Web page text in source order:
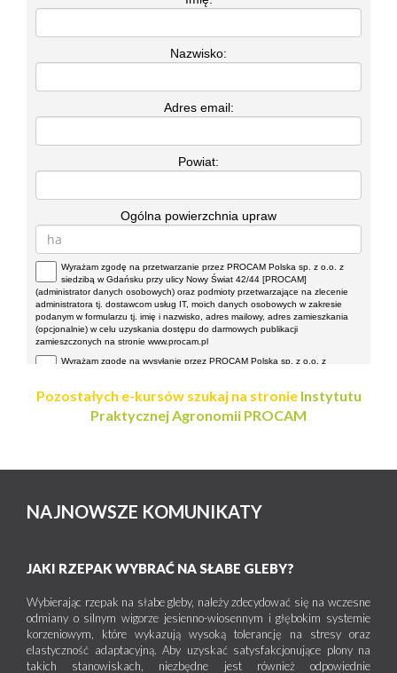
Pozostałych e-kursów szukaj na stronie Instytutu
Praktycznej Agronomii PROCAM
NAJNOWSZE KOMUNIKATY
JAKI RZEPAK WYBRAĆ NA SŁABE GLEBY?
Wybierając rzepak na słabe gleby, należy zdecydować się na wczesne
odmiany o silnym wigorze jesienno-wiosennym i głębokim systemie
korzeniowym, które wykazują wysoką tolerancję na stresy oraz
elastyczność adaptacyjną. Aby uzyskać satysfakcjonujące plony na
takich stanowiskach, niezbędne jest również odpowiednie